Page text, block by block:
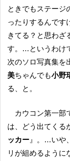
ときでもステージ
ったりするんです
きてる？と思わざ
す。…というわけ
次のソロ写真集を
美ちゃんでも小野
る、と。
カウコン第一部で『今夜だけ』を使っちゃって、第二部で
は、どう出てくる
ッカー 』。…いや
リが組めるよう